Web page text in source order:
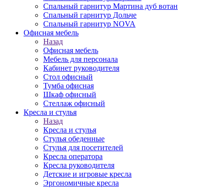
Спальный гарнитур Мартина дуб вотан
Спальный гарнитур Дольче
Спальный гарнитур NOVA
Офисная мебель
Назад
Офисная мебель
Мебель для персонала
Кабинет руководителя
Стол офисный
Тумба офисная
Шкаф офисный
Стеллаж офисный
Кресла и стулья
Назад
Кресла и стулья
Стулья обеденные
Стулья для посетителей
Кресла оператора
Кресла руководителя
Детские и игровые кресла
Эргономичные кресла